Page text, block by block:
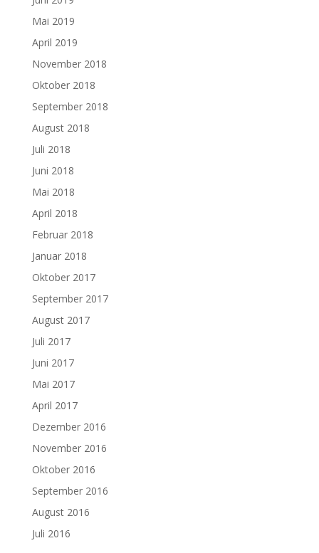
Mai 2019
April 2019
November 2018
Oktober 2018
September 2018
August 2018
Juli 2018
Juni 2018
Mai 2018
April 2018
Februar 2018
Januar 2018
Oktober 2017
September 2017
August 2017
Juli 2017
Juni 2017
Mai 2017
April 2017
Dezember 2016
November 2016
Oktober 2016
September 2016
August 2016
Juli 2016